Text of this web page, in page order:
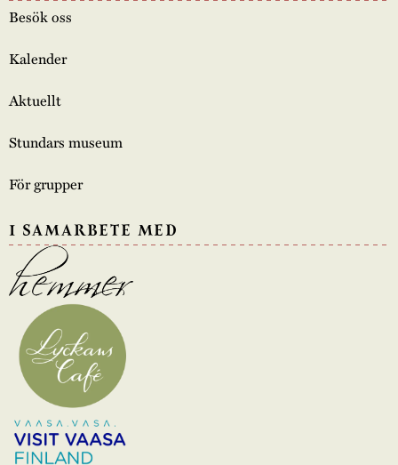
Besök oss
Kalender
Aktuellt
Stundars museum
För grupper
I SAMARBETE MED